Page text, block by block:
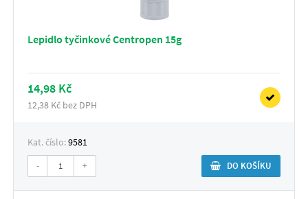
Lepidlo tyčinkové Centropen 15g
14,98 Kč
12,38 Kč bez DPH
Kat. číslo:9581
- + DO KOŠÍKU